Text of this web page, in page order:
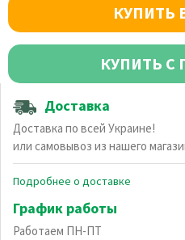
КУПИТЬ
КУПИТЬ С
Доставка
Доставка по всей Украине!
или самовывоз из нашего
Подробнее о доставке
График работы
Работаем ПН-ПТ